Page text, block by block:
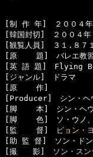
[制 作 年]　２００４年
[韓国封切]　２００４年
[観覧人員]　３１.８７
[原    題]　バレエ教
[英 語 題]　Flying
[ジャンル]　ドラマ
[原    作]
[Producer]　シン・ヘ
[脚    本]　シン・ヘ
[脚    色]　ソ・ウノ、
[監    督]
ピョン・
[助 監 督]　ソン・ドン
[撮　　影]
ソン・スン